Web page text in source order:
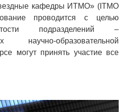
кафедры ИТМО» (ITMO
проводится с целью
подразделений –
образовательной
могут принять участие все